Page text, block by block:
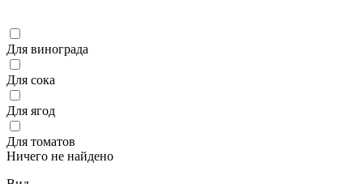
Для винограда
Для сока
Для ягод
Для томатов
Ничего не найдено